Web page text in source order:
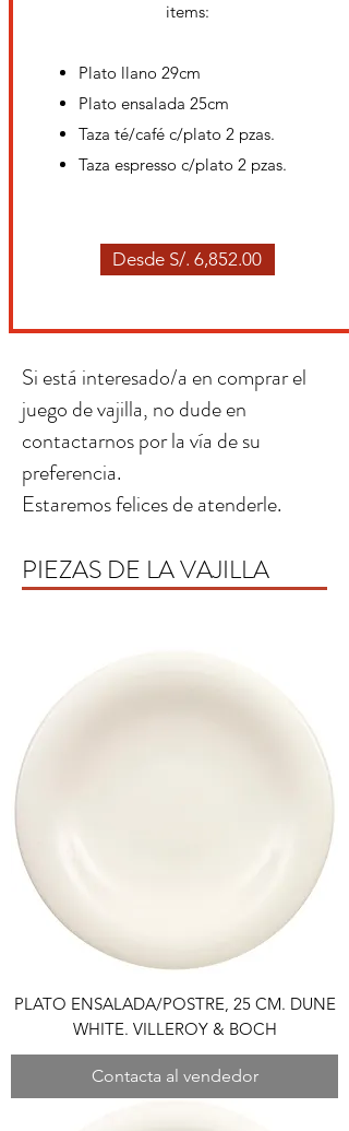
items:
Plato llano 29cm
Plato ensalada 25cm
Taza té/café c/plato 2 pzas.
Taza espresso c/plato 2 pzas.
Desde S/. 6,852.00
Si está interesado/a en comprar el
juego de vajilla, no dude en
contactarnos por la vía de su
preferencia.
Estaremos felices de atenderle.
PIEZAS DE LA VAJILLA
PLATO ENSALADA/POSTRE, 25 CM. DUNE
WHITE. VILLEROY & BOCH
Contacta al vendedor